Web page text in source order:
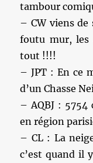
tambour
– CW viens
foutu mur, les
tout !!!!
– JPT : En ce
d’un Chasse
– AQBJ : 5754
en région
– CL : La
c’est quand il